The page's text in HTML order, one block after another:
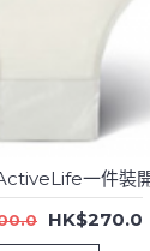
一件裝
HK$270.0